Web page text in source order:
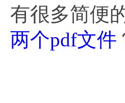
有很多简便
两个pdf文件